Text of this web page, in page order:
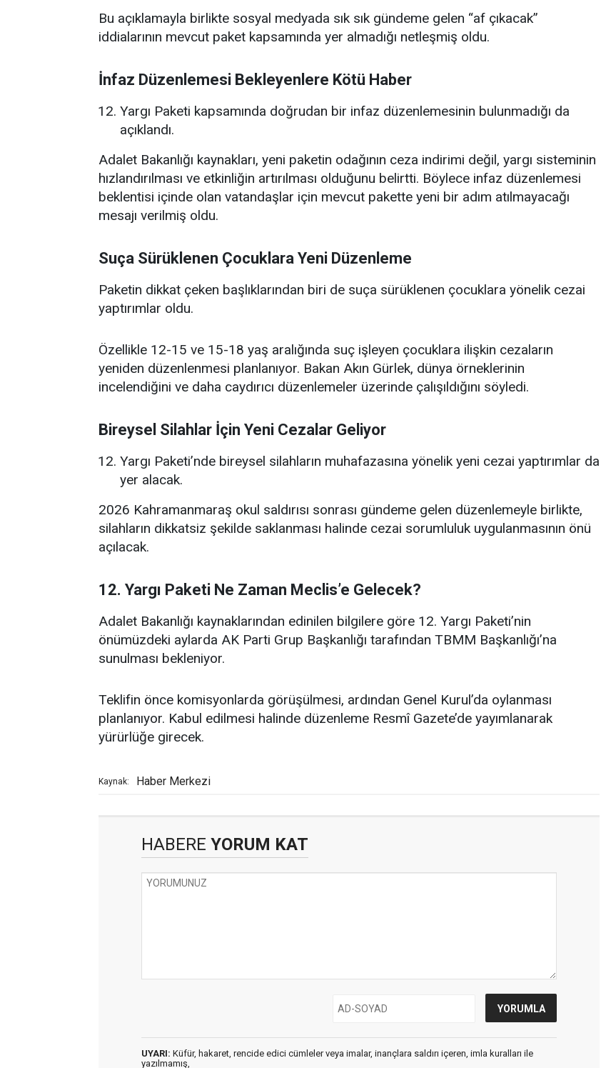
Bu açıklamayla birlikte sosyal medyada sık sık gündeme gelen “af çıkacak”
iddialarının mevcut paket kapsamında yer almadığı netleşmiş oldu.
İnfaz Düzenlemesi Bekleyenlere Kötü Haber
Yargı Paketi kapsamında doğrudan bir infaz düzenlemesinin bulunmadığı da
açıklandı.
Adalet Bakanlığı kaynakları, yeni paketin odağının ceza indirimi değil, yargı sisteminin
hızlandırılması ve etkinliğin artırılması olduğunu belirtti. Böylece infaz düzenlemesi
beklentisi içinde olan vatandaşlar için mevcut pakette yeni bir adım atılmayacağı
mesajı verilmiş oldu.
Suça Sürüklenen Çocuklara Yeni Düzenleme
Paketin dikkat çeken başlıklarından biri de suça sürüklenen çocuklara yönelik cezai
yaptırımlar oldu.
Özellikle 12-15 ve 15-18 yaş aralığında suç işleyen çocuklara ilişkin cezaların
yeniden düzenlenmesi planlanıyor. Bakan Akın Gürlek, dünya örneklerinin
incelendiğini ve daha caydırıcı düzenlemeler üzerinde çalışıldığını söyledi.
Bireysel Silahlar İçin Yeni Cezalar Geliyor
Yargı Paketi’nde bireysel silahların muhafazasına yönelik yeni cezai yaptırımlar da
yer alacak.
2026 Kahramanmaraş okul saldırısı sonrası gündeme gelen düzenlemeyle birlikte,
silahların dikkatsiz şekilde saklanması halinde cezai sorumluluk uygulanmasının önü
açılacak.
12. Yargı Paketi Ne Zaman Meclis’e Gelecek?
Adalet Bakanlığı kaynaklarından edinilen bilgilere göre 12. Yargı Paketi’nin
önümüzdeki aylarda AK Parti Grup Başkanlığı tarafından TBMM Başkanlığı’na
sunulması bekleniyor.
Teklifin önce komisyonlarda görüşülmesi, ardından Genel Kurul’da oylanması
planlanıyor. Kabul edilmesi halinde düzenleme Resmî Gazete’de yayımlanarak
yürürlüğe girecek.
Kaynak: Haber Merkezi
HABERE YORUM KAT
UYARI: Küfür, hakaret, rencide edici cümleler veya imalar, inançlara saldırı içeren, imla kuralları ile
yazılmamış,